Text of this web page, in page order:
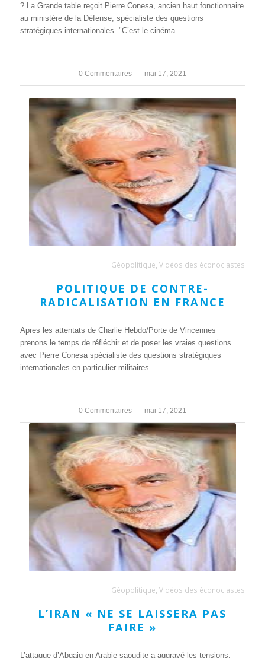
? La Grande table reçoit Pierre Conesa, ancien haut fonctionnaire
au ministère de la Défense, spécialiste des questions
stratégiques internationales. "C’est le cinéma…
0 Commentaires
/ mai 17, 2021
Géopolitique ,Vidéos des éconoclastes
POLITIQUE DE CONTRE-
RADICALISATION EN FRANCE
Apres les attentats de Charlie Hebdo/Porte de Vincennes
prenons le temps de réfléchir et de poser les vraies questions
avec Pierre Conesa spécialiste des questions stratégiques
internationales en particulier militaires.
0 Commentaires
/ mai 17, 2021
Géopolitique ,Vidéos des éconoclastes
L’IRAN « NE SE LAISSERA PAS
FAIRE »
L’attaque d’Abqaiq en Arabie saoudite a aggravé les tensions,